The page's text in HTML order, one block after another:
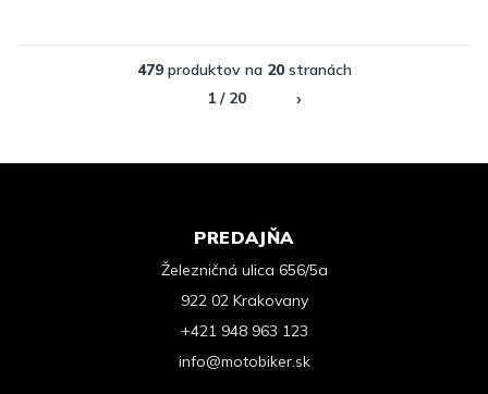
479produktov na 20stranách
1 / 20
›
PREDAJŇA
Železničná ulica 656/5a
922 02 Krakovany
+421 948 963 123
info@motobiker.sk